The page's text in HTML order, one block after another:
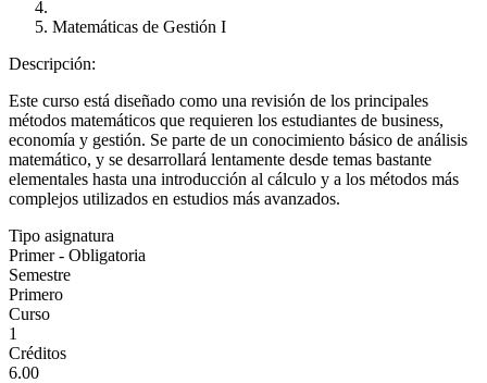
Matemáticas de Gestión I
Descripción:
Este curso está diseñado como una revisión de los principales
métodos matemáticos que requieren los estudiantes de business,
economía y gestión. Se parte de un conocimiento básico de análisis
matemático, y se desarrollará lentamente desde temas bastante
elementales hasta una introducción al cálculo y a los métodos más
complejos utilizados en estudios más avanzados.
Tipo asignatura
Primer - Obligatoria
Semestre
Primero
Curso
1
Créditos
6.00